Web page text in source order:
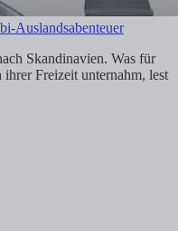
Auslandsabenteuer
Skandinavien. Was für
Freizeit unternahm, lest